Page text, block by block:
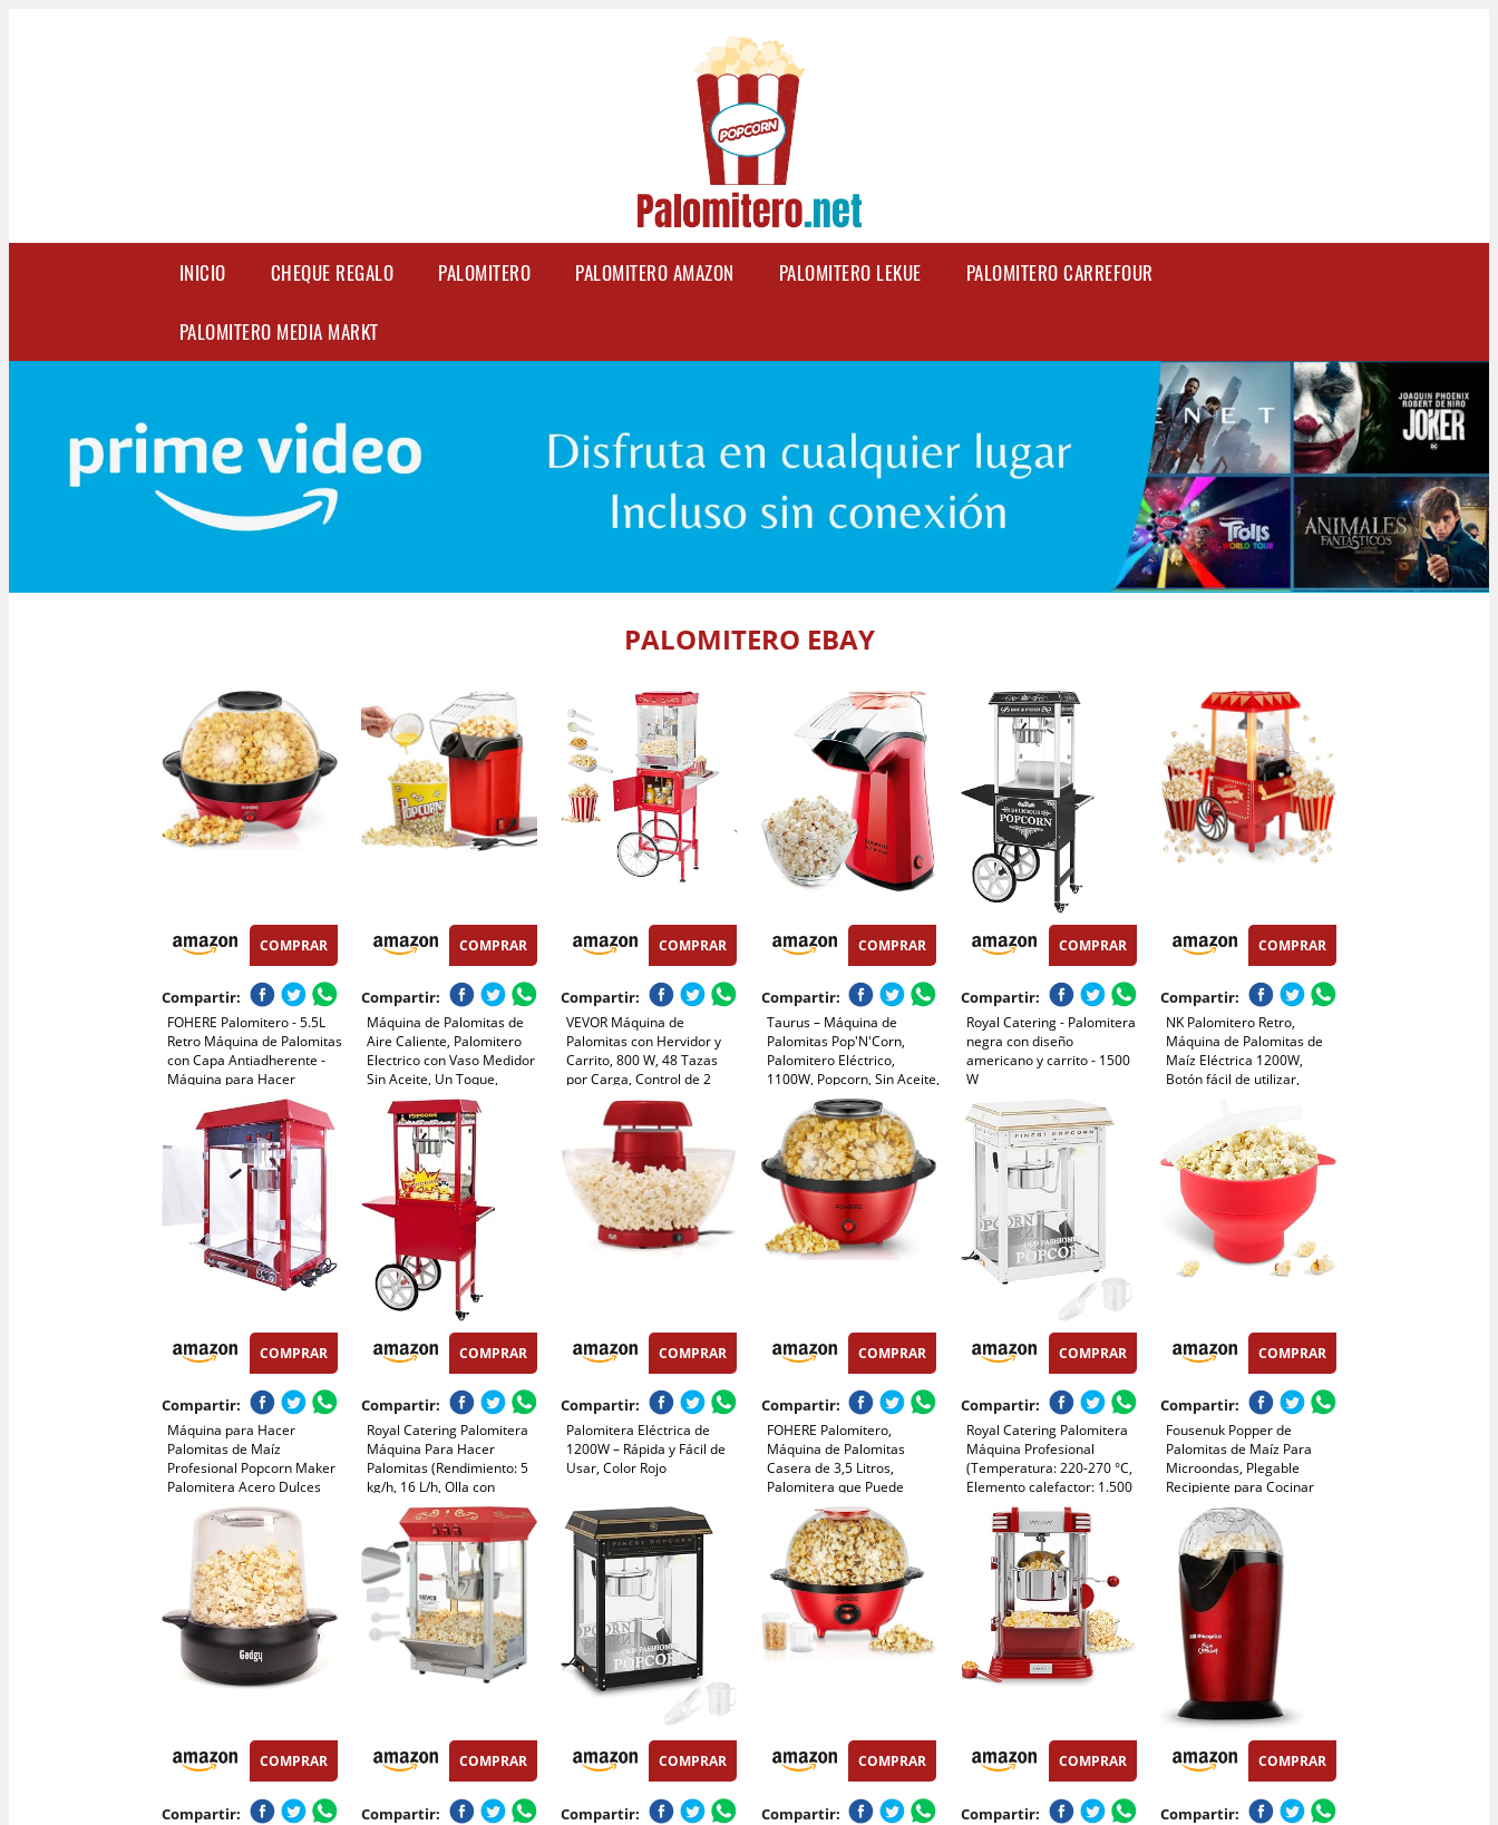
INICIO CHEQUE REGALO PALOMITERO PALOMITERO AMAZON PALOMITERO LEKUE PALOMITERO CARREFOUR
PALOMITERO MEDIA MARKT
PALOMITERO EBAY
COMPRAR
Compartir:
FOHERE Palomitero - 5.5L
Retro Máquina de Palomitas
con Capa Antiadherente -
Máquina para Hacer
Palomitas de Maíz Fácil de
Usar - Silencioso y
Rápido(entre 4 min) (Rojo)
COMPRAR
Compartir:
Máquina de Palomitas de
Aire Caliente, Palomitero
Electrico con Vaso Medidor
Sin Aceite, Un Toque,
Palomitas en 3 MIN
Maquina Palomita Portátil
para Cine en Casa, Noches
de Película, Fiestas
COMPRAR
Compartir:
VEVOR Máquina de
Palomitas con Hervidor y
Carrito, 800 W, 48 Tazas
por Carga, Control de 2
Botones, Pared de Vidrio,
Puerta de Policarbonato, 1
Cucharada y 3 Cucharas,
Tojo, para 6-8 Personas
COMPRAR
Compartir:
Taurus – Máquina de
Palomitas Pop'N'Corn,
Palomitero Eléctrico,
1100W, Popcorn, Sin Aceite,
Aire Caliente, Listas en 3
Minutos, Tapa
Transparente Dosificadora,
Compacto, Portátil, Fácil
Limpieza, Rojo
COMPRAR
Compartir:
Royal Catering - Palomitera
negra con diseño
americano y carrito - 1500
W
COMPRAR
Compartir:
NK Palomitero Retro,
Máquina de Palomitas de
Maíz Eléctrica 1200W,
Botón fácil de utilizar,
Tamaño 0,3L, Portable,
Ideal para Casa
COMPRAR
Compartir:
Máquina para Hacer
Palomitas de Maíz
Profesional Popcorn Maker
Palomitera Acero Dulces
Caramelo Capacidad 230g
Fácil Limpieza 24 Meses
Garantía Eléctrica Apto
para Eventos Bares Fiestas
Restaurantes
COMPRAR
Compartir:
Royal Catering Palomitera
Máquina Para Hacer
Palomitas (Rendimiento: 5
kg/h, 16 L/h, Olla con
Revestimiento
antiadherente, 1500 W, Con
carrito)
COMPRAR
Compartir:
Palomitera Eléctrica de
1200W – Rápida y Fácil de
Usar, Color Rojo
COMPRAR
Compartir:
FOHERE Palomitero,
Máquina de Palomitas
Casera de 3,5 Litros,
Palomitera que Puede
Agregar Azúcar y Aceite,
Agitación Automática, Olla
Antiadherente, Silenciosa y
Rápida, Adecuado Para Cine
en Casa
COMPRAR
Compartir:
Royal Catering Palomitera
Máquina Profesional
(Temperatura: 220-270 °C,
Elemento calefactor: 1.500
W, Blanca y dorada) Para
Venta Ambulante
COMPRAR
Compartir:
Fousenuk Popper de
Palomitas de Maíz Para
Microondas, Plegable
Recipiente para Cocinar
Palomitas con Tapa y Asa,
Tazón de Palomitas de Maíz
de Silicona, Palomitero Bowl
sin Aceite Para Cocina
COMPRAR
Compartir:
COMPRAR
Compartir:
COMPRAR
Compartir:
COMPRAR
Compartir:
COMPRAR
Compartir:
COMPRAR
Compartir: